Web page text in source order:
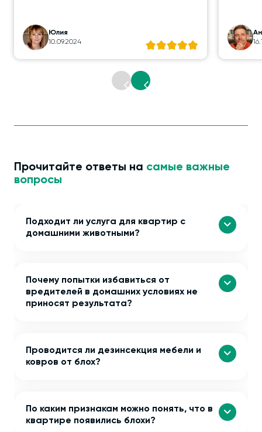
Юлия
10.09.2024
Прочитайте ответы на самые важные
вопросы
Подходит ли услуга для квартир с
домашними животными?
Почему попытки избавиться от
вредителей в домашних условиях не
приносят результата?
Проводится ли дезинсекция мебели и
ковров от блох?
По каким признакам можно понять, что в
квартире появились блохи?